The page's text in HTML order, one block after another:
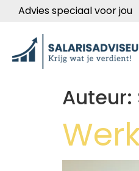
Advies speciaal voor jou
Auteur: